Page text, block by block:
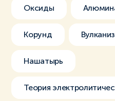
Оксиды
Корунд
Нашатырь
Теория